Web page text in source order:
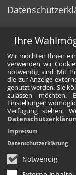
Ihre
Wir möchten Ihnen
verwenden wir
notwendig sind. Mit
die zur Anzeige
genutzt werden. Sie
zulassen möchten.
Einstellungen
Verfügung stehen.
Notwendig
Impressum
Datenschutzerklärung